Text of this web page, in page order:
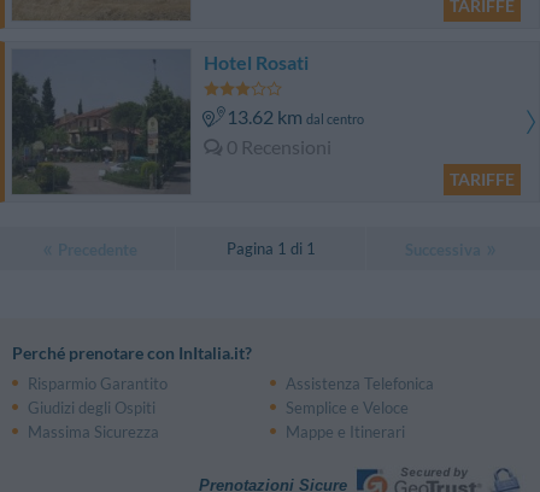
TARIFFE
Hotel Rosati
13.62 km dal centro
0 Recensioni
TARIFFE
Pagina 1 di 1
Perché prenotare con InItalia.it?
Risparmio Garantito
Assistenza Telefonica
Giudizi degli Ospiti
Semplice e Veloce
Massima Sicurezza
Mappe e Itinerari
Prenotazioni Sicure